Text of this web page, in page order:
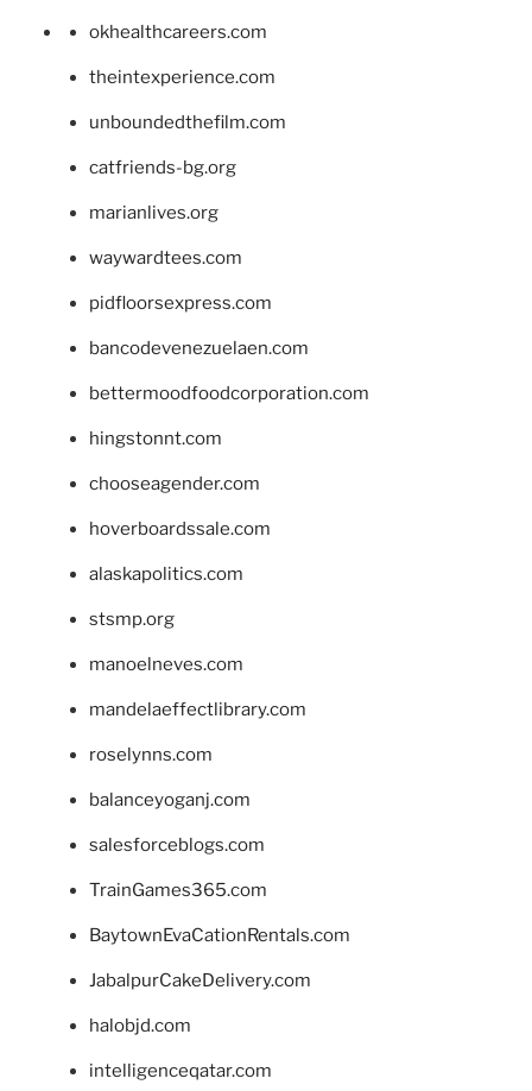
okhealthcareers.com
theintexperience.com
unboundedthefilm.com
catfriends-bg.org
marianlives.org
waywardtees.com
pidfloorsexpress.com
bancodevenezuelaen.com
bettermoodfoodcorporation.com
hingstonnt.com
chooseagender.com
hoverboardssale.com
alaskapolitics.com
stsmp.org
manoelneves.com
mandelaeffectlibrary.com
roselynns.com
balanceyoganj.com
salesforceblogs.com
TrainGames365.com
BaytownEvaCationRentals.com
JabalpurCakeDelivery.com
halobjd.com
intelligenceqatar.com